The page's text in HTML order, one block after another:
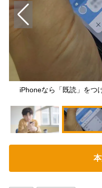
iPhoneなら「既読」をつ